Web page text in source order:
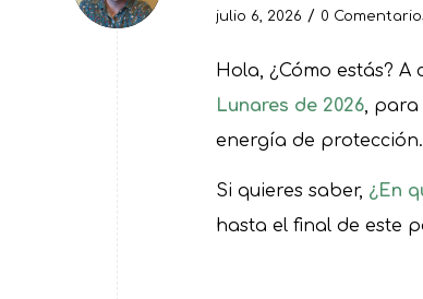
julio 6, 2026 / 0
Hola, ¿Cómo estás?
Lunares de 2026, para
energía de
Si quieres saber, ¿En
hasta el final de este